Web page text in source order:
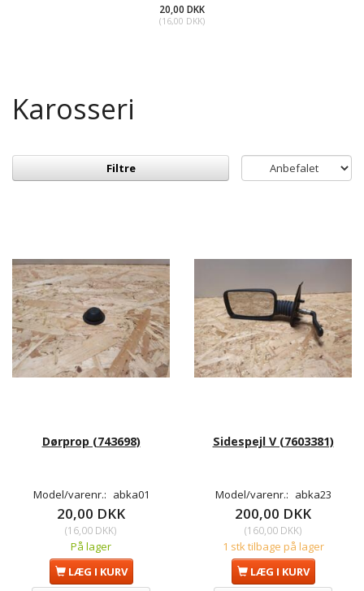
20,00 DKK
(16,00 DKK)
Karosseri
Filtre
Dørprop (743698)
Model/varenr.: abka01
20,00 DKK
(16,00 DKK)
På lager
LÆG I KURV
Sidespejl V (7603381)
Model/varenr.: abka23
200,00 DKK
(160,00 DKK)
1 stk tilbage på lager
LÆG I KURV